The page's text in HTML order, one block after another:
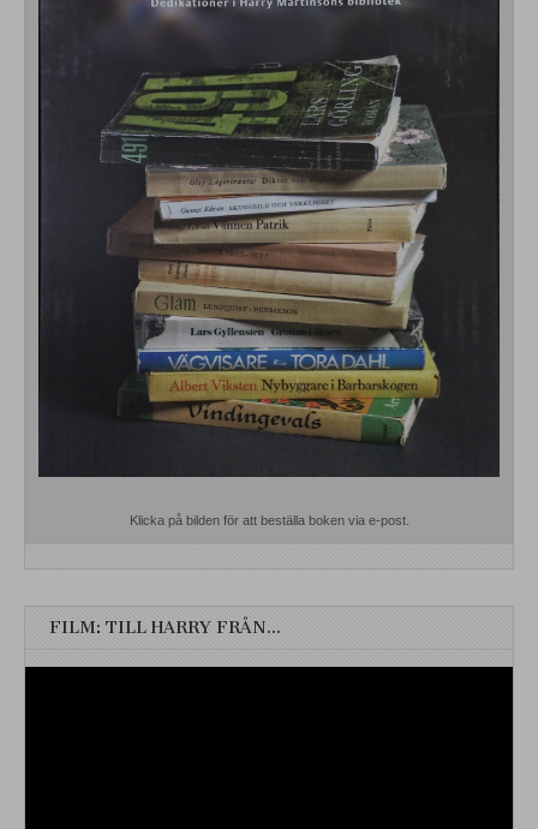
Klicka på bilden för att beställa boken via e-post.
FILM: TILL HARRY FRÅN…